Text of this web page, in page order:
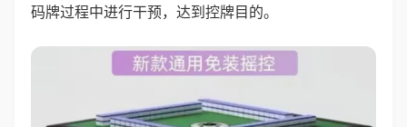
码牌过程中进行干预，达到控牌目的。